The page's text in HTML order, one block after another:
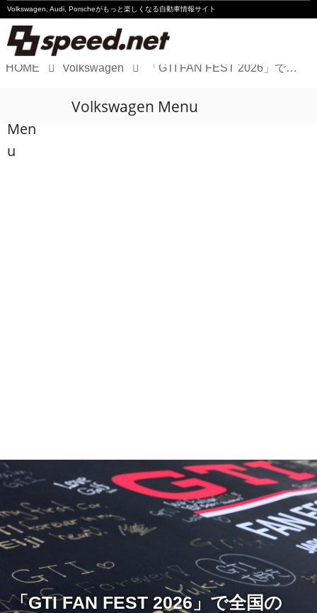
Volkswagen, Audi, Porscheがもっと楽しくなる自動車情報サイト
Audi
HOME Volkswagen 「GTI FAN FEST 2026」で全国のVWが里帰り
Men
u
Volkswagen Menu
「GTI FAN FEST 2026」で全国の